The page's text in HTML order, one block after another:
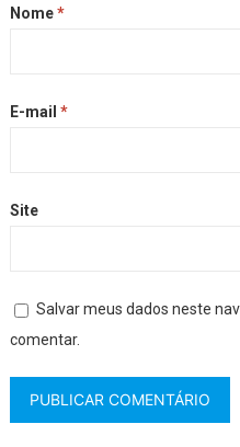
Nome*
E-mail *
Site
Salvar meus dados neste
comentar.